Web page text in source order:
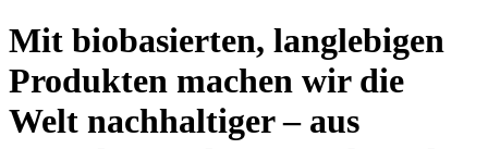
Mit biobasierten, langlebigen
Produkten machen wir die
Welt nachhaltiger – aus